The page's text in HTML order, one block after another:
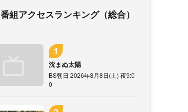
番組アクセスランキング（総合）
沈まぬ太陽
BS朝日 2026年8月8日(土) 夜9:0
0